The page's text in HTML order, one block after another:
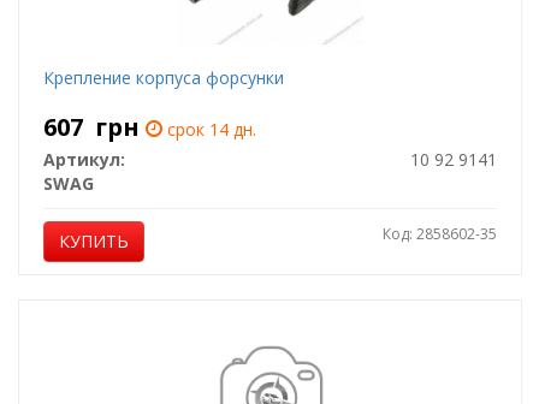
Крепление корпуса форсунки
607 грн
срок 14 дн.
Артикул:
10 92 9141
SWAG
КУПИТЬ Код: 2858602-35